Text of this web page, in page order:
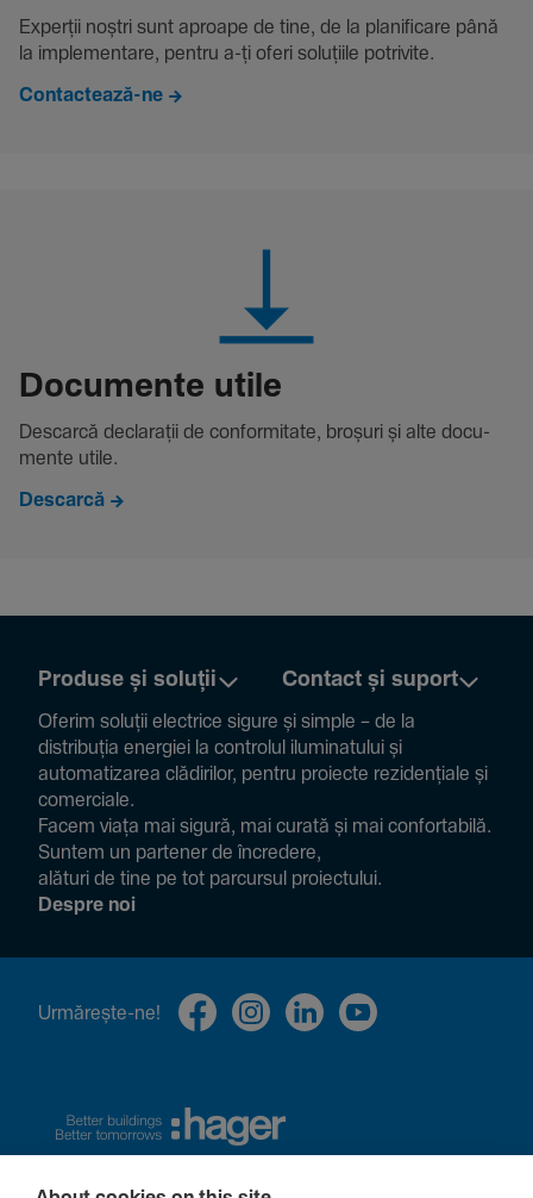
Experții noștri sunt aproape de tine, de la plani­fi­care până
la imple­men­tare, pentru a-ți oferi solu­țiile potri­vite.
Contactează-ne
Docu­mente utile
Descarcă decla­rații de conformitate, broșuri și alte docu­
mente utile.
Descarcă
Produse și soluții Contact și suport
Oferim soluții electrice sigure și simple – de la
distribuția energiei la controlul ilumi­na­tului și
auto­ma­ti­zarea clădi­rilor, pentru proiecte rezi­den­țiale și
comer­ciale.
Facem viața mai sigură, mai curată și mai confor­ta­bilă.
Suntem un partener de încre­dere,
alături de tine pe tot parcursul proiec­tului.
Despre noi
Urmă­rește-ne!